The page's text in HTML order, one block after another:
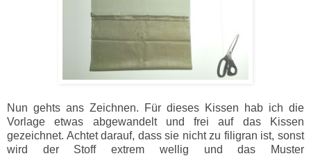
Nun gehts ans Zeichnen. Für dieses Kissen hab ich die
Vorlage etwas abgewandelt und frei auf das Kissen
gezeichnet. Achtet darauf, dass sie nicht zu filigran ist, sonst
wird der Stoff extrem wellig und das Muster